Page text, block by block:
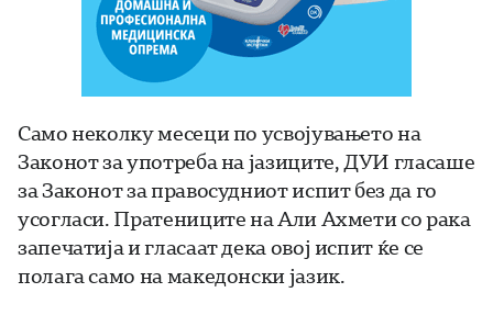
Само неколку месеци по усвојувањето на
Законот за употреба на јазиците, ДУИ гласаше
за Законот за правосудниот испит без да го
усогласи. Пратениците на Али Ахмети со рака
запечатија и гласаат дека овој испит ќе се
полага само на македонски јазик.